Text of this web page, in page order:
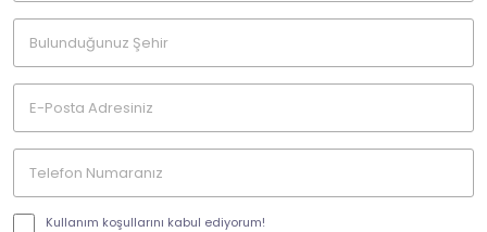
Kullanım koşullarını kabul ediyorum!